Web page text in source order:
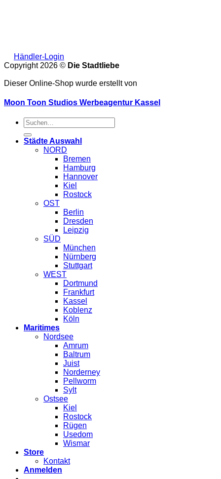
Händler-Login
Copyright 2026 © Die Stadtliebe
Dieser Online-Shop wurde erstellt von
Moon Toon Studios Werbeagentur Kassel
Suche
nach:
Städte Auswahl
NORD
Bremen
Hamburg
Hannover
Kiel
Rostock
OST
Berlin
Dresden
Leipzig
SÜD
München
Nürnberg
Stuttgart
WEST
Dortmund
Frankfurt
Kassel
Koblenz
Köln
Maritimes
Nordsee
Amrum
Baltrum
Juist
Norderney
Pellworm
Sylt
Ostsee
Kiel
Rostock
Rügen
Usedom
Wismar
Store
Kontakt
Anmelden